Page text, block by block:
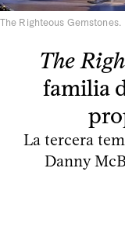
The Righteous Gemstones.
The
familia
La tercera
Danny